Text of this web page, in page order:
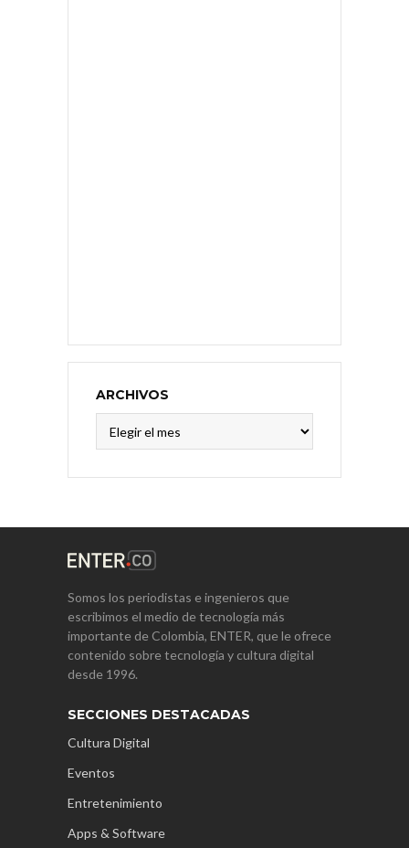
ARCHIVOS
Somos los periodistas e ingenieros que
escribimos el medio de tecnología más
importante de Colombia, ENTER, que le ofrece
contenido sobre tecnología y cultura digital
desde 1996.
SECCIONES DESTACADAS
Cultura Digital
Eventos
Entretenimiento
Apps & Software